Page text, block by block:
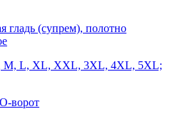
гладь (супрем), полотно
M, L, XL, XXL, 3XL, 4XL, 5XL;
ворот